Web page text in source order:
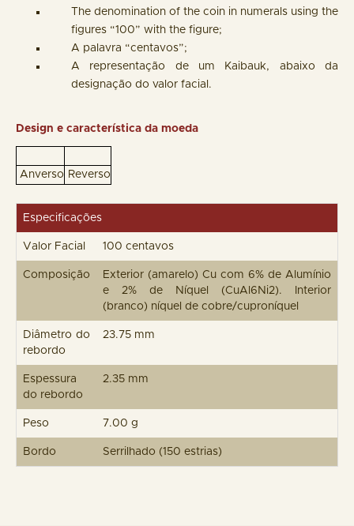
The denomination of the coin in numerals using the
figures “100” with the figure;
A palavra “centavos”;
A representação de um Kaibauk, abaixo da
designação do valor facial.
Design e característica da moeda
Anverso Reverso
Especificações
Valor Facial 100 centavos
Composição
Exterior (amarelo) Cu com 6% de Alumínio
e 2% de Níquel (CuAl6Ni2). Interior
(branco) níquel de cobre/cuproníquel
Diâmetro do
rebordo
23.75 mm
Espessura
do rebordo
2.35 mm
Peso 7.00 g
Bordo Serrilhado (150 estrias)